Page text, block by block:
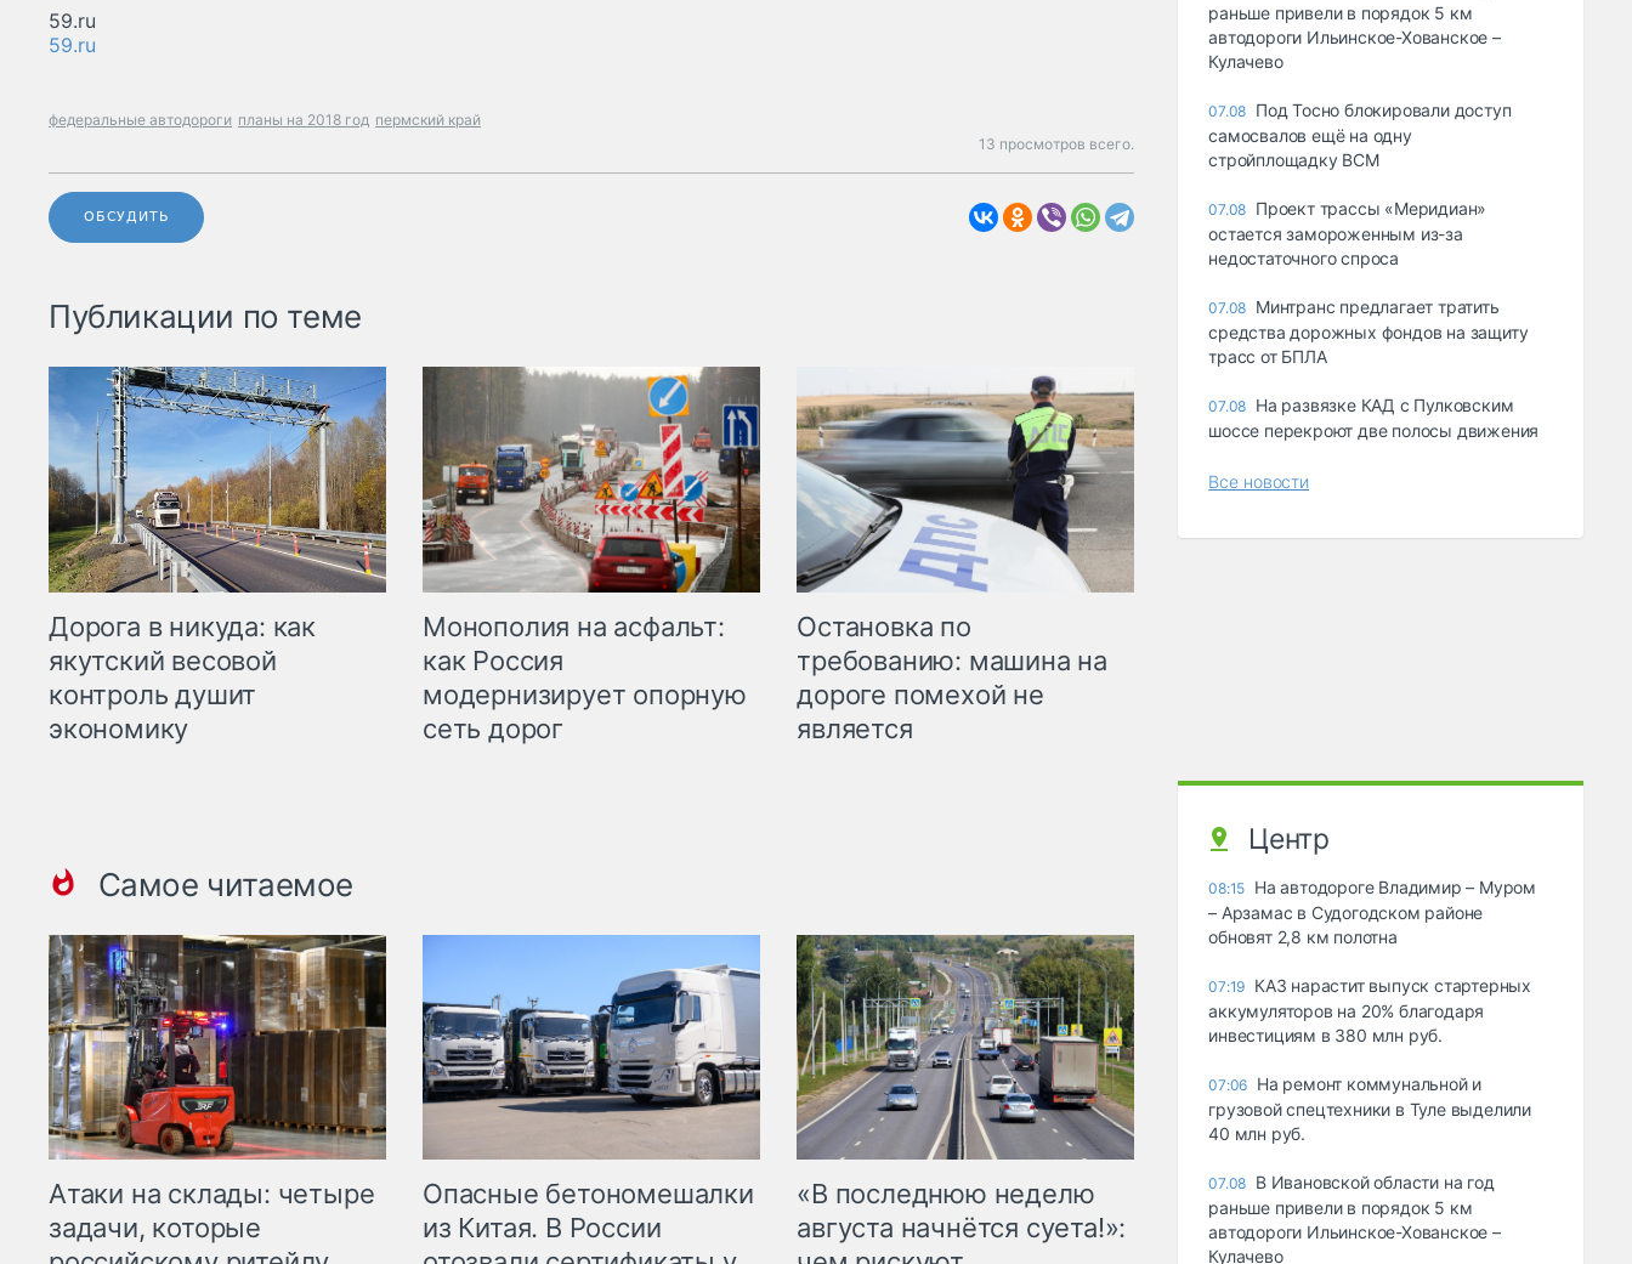
59.ru
59.ru
федеральные автодороги планы на 2018 год пермский край
13 просмотров всего.
ОБСУДИТЬ
Публикации по теме
Дорога в никуда: как
якутский весовой
контроль душит
экономику
Монополия на асфальт:
как Россия
модернизирует опорную
сеть дорог
Остановка по
требованию: машина на
дороге помехой не
является
Самое читаемое
Атаки на склады: четыре
задачи, которые
Опасные бетономешалки
из Китая. В России
«В последнюю неделю
августа начнётся суета!»:
раньше привели в порядок 5 км
автодороги Ильинское-Хованское –
Кулачево
07.08 Под Тосно блокировали доступ
самосвалов ещё на одну
стройплощадку ВСМ
07.08 Проект трассы «Меридиан»
остается замороженным из-за
недостаточного спроса
07.08 Минтранс предлагает тратить
средства дорожных фондов на защиту
трасс от БПЛА
07.08 На развязке КАД с Пулковским
шоссе перекроют две полосы движения
Все новости
Центр
08:15 На автодороге Владимир – Муром
– Арзамас в Судогодском районе
обновят 2,8 км полотна
07:19 КАЗ нарастит выпуск стартерных
аккумуляторов на 20% благодаря
инвестициям в 380 млн руб.
07:06 На ремонт коммунальной и
грузовой спецтехники в Туле выделили
40 млн руб.
07.08 В Ивановской области на год
раньше привели в порядок 5 км
автодороги Ильинское-Хованское –
Кулачево